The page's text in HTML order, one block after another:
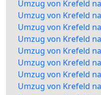
Umzug von Krefeld
Umzug von Krefeld
Umzug von Krefeld
Umzug von Krefeld
Umzug von Krefeld
Umzug von Krefeld
Umzug von Krefeld
Umzug von Krefeld